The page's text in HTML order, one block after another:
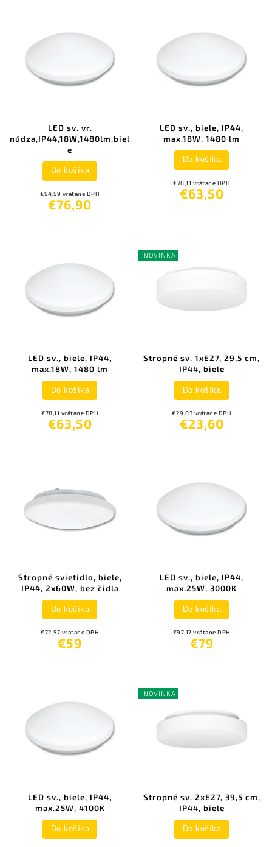
LED sv. vr.
núdza,IP44,18W,1480lm,biel
e
€94,59 vrátane DPH
€76,90
Do košíka
LED sv., biele, IP44,
max.18W, 1480 lm
€78,11 vrátane DPH
€63,50
Do košíka
LED sv., biele, IP44,
max.18W, 1480 lm
€78,11 vrátane DPH
€63,50
Do košíka
NOVINKA
Stropné sv. 1xE27, 29,5 cm,
IP44, biele
€29,03 vrátane DPH
€23,60
Do košíka
Stropné svietidlo, biele,
IP44, 2x60W, bez čidla
€72,57 vrátane DPH
€59
Do košíka
LED sv., biele, IP44,
max.25W, 3000K
€97,17 vrátane DPH
€79
Do košíka
LED sv., biele, IP44,
max.25W, 4100K
Do košíka
NOVINKA
Stropné sv. 2xE27, 39,5 cm,
IP44, biele
Do košíka